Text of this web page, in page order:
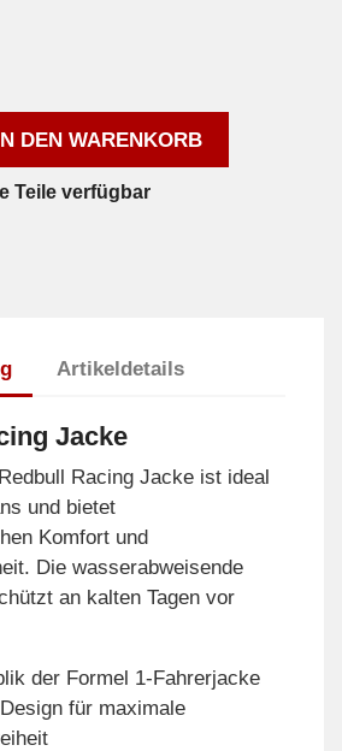
IN DEN WARENKORB
Teile verfügbar
Artikeldetails
Jacke
Racing Jacke ist ideal
und bietet
Komfort und
Die wasserabweisende
an kalten Tagen vor
der Formel 1-Fahrerjacke
für maximale